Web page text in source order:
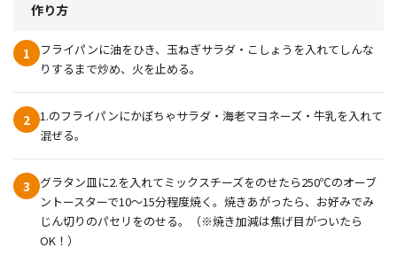
作り方
1
フライパンに油をひき、玉ねぎサラダ・こしょうを入れてしんな
りするまで炒め、火を止める。
2 1.のフライパンにかぼちゃサラダ・海老マヨネーズ・牛乳を入れて
混ぜる。
3
グラタン皿に2.を入れてミックスチーズをのせたら250℃のオーブ
ントースターで10～15分程度焼く。焼きあがったら、お好みでみ
じん切りのパセリをのせる。（※焼き加減は焦げ目がついたら
OK！）